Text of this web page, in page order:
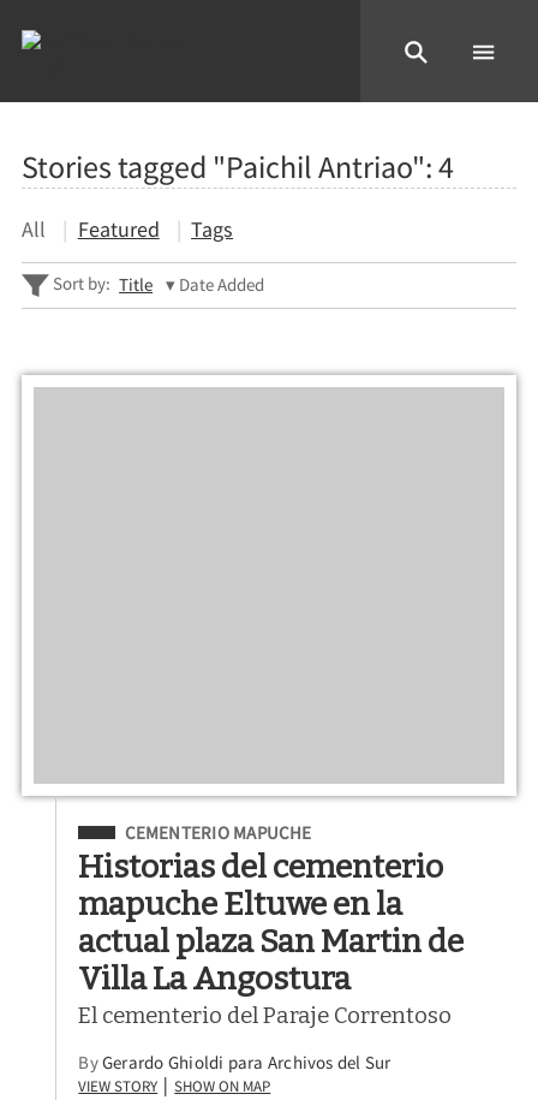
Stories tagged "Paichil Antriao":4
All Featured Tags
Sort by: Title Date Added
Filed Under
CEMENTERIO MAPUCHE
Historias del cementerio
mapuche Eltuwe en la
actual plaza San Martin de
Villa La Angostura
El cementerio del Paraje Correntoso
ByGerardo Ghioldi para Archivos del Sur
View Story | Show on Map